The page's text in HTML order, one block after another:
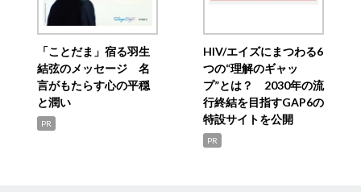
「ことだま」宿る羽生
結弦のメッセージ 名
言がもたらす心の平穏
と潤い
PR
HIV/エイズにまつわる6
つの“理解のギャッ
プ”とは？ 2030年の流
行終結を目指すGAP6の
特設サイトを公開
PR